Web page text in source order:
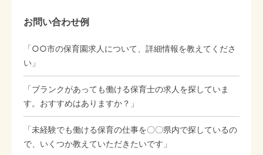
お問い合わせ例
「○○市の保育園求人について、詳細情報を教えてくださ
い」
「ブランクがあっても働ける保育士の求人を探していま
す。おすすめはありますか？」
「未経験でも働ける保育の仕事を〇〇県内で探しているの
で、いくつか教えていただきたいです」